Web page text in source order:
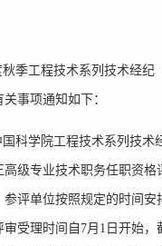
季工程技术系列技术经纪
事项通知如下：
科学院工程技术系列技术
级专业技术职务任职资格
评单位按照规定的时间安
受理时间自7月1日开始，